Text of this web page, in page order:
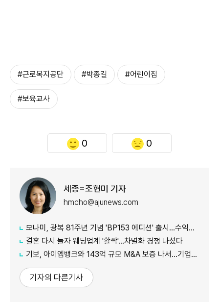
#근로복지공단 #박종길 #어린이집
#보육교사
0 0
세종=조현미 기자
hmcho@ajunews.com
모나미, 광복 81주년 기념 'BP153 에디션' 출시…수익금 전액 기부
결혼 다시 늘자 웨딩업계 '활짝'…차별화 경쟁 나섰다
기보, 아이엠뱅크와 143억 규모 M&A 보증 나서…기업승계 지원
기자의 다른기사